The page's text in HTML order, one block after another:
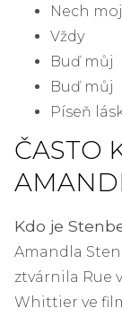
Nech
Vždy
Buď můj
Buď můj
Píseň
ČASTO
Kdo je
Amandla
ztvárnila Rue
Whittier ve